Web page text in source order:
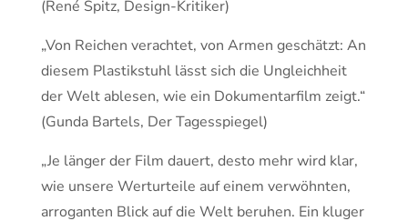
(René Spitz, Design-Kritiker)
„Von Reichen verachtet, von Armen geschätzt: An
diesem Plastikstuhl lässt sich die Ungleichheit
der Welt ablesen, wie ein Dokumentarfilm zeigt.“
(Gunda Bartels, Der Tagesspiegel)
„Je länger der Film dauert, desto mehr wird klar,
wie unsere Werturteile auf einem verwöhnten,
arroganten Blick auf die Welt beruhen. Ein kluger